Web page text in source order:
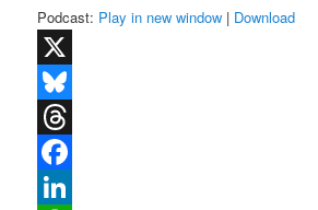
Podcast: Play in new window | Download
X
Bluesky
Threads
Facebook